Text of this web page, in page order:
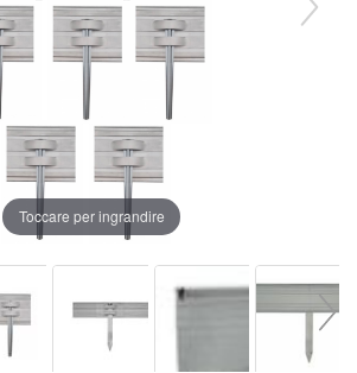
Toccare per ingrandire